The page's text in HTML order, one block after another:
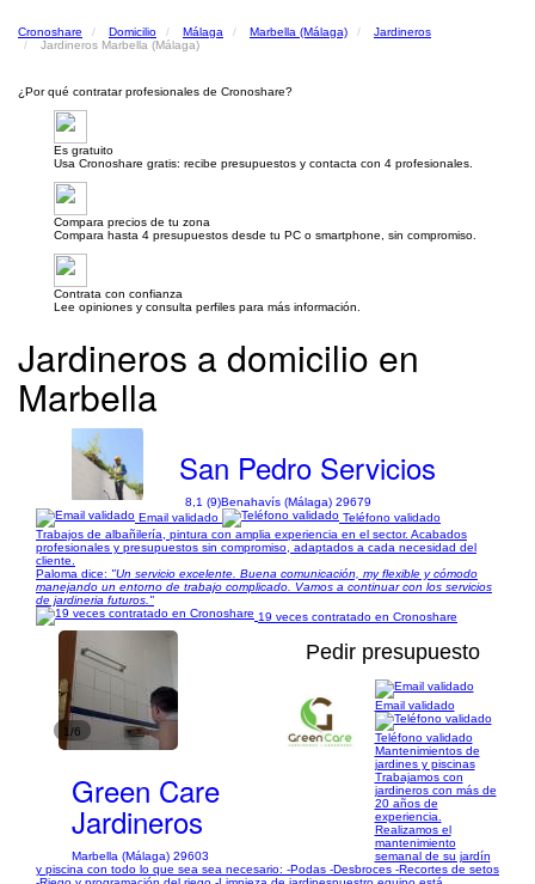
Cronoshare Domicilio Málaga Marbella (Málaga)
Jardineros
Jardineros Marbella (Málaga)
¿Por qué contratar profesionales de Cronoshare?
Es gratuito
Usa Cronoshare gratis: recibe presupuestos y contacta con 4 profesionales.
Compara precios de tu zona
Compara hasta 4 presupuestos desde tu PC o smartphone, sin compromiso.
Contrata con confianza
Lee opiniones y consulta perfiles para más información.
Jardineros a domicilio en
Marbella
San Pedro Servicios
8,1 (9)Benahavís (Málaga) 29679
Email validado
Teléfono validado
Trabajos de albañilería, pintura con amplia experiencia en el sector. Acabados
profesionales y presupuestos sin compromiso, adaptados a cada necesidad del
cliente.
Paloma dice: "Un servicio excelente. Buena comunicación, my flexible y cómodo
manejando un entorno de trabajo complicado. Vamos a continuar con los servicios
de jardineria futuros."
19 veces contratado en Cronoshare
1/6
Pedir presupuesto
Green Care
Jardineros
Marbella (Málaga) 29603
Email validado
Teléfono validado
Mantenimientos de
jardines y piscinas
Trabajamos con
jardineros con más de
20 años de
experiencia.
Realizamos el
mantenimiento
semanal de su jardín
y piscina con todo lo que sea sea necesario: -Podas -Desbroces -Recortes de setos